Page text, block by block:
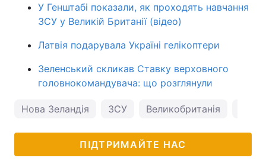
У Генштабі показали, як проходять навчання
ЗСУ у Великій Британії (відео)
Латвія подарувала Україні гелікоптери
Зеленський скликав Ставку верховного
головнокомандувача: що розглянули
Нова Зеландія ЗСУ Великобританія
ПІДТРИМАЙТЕ НАС